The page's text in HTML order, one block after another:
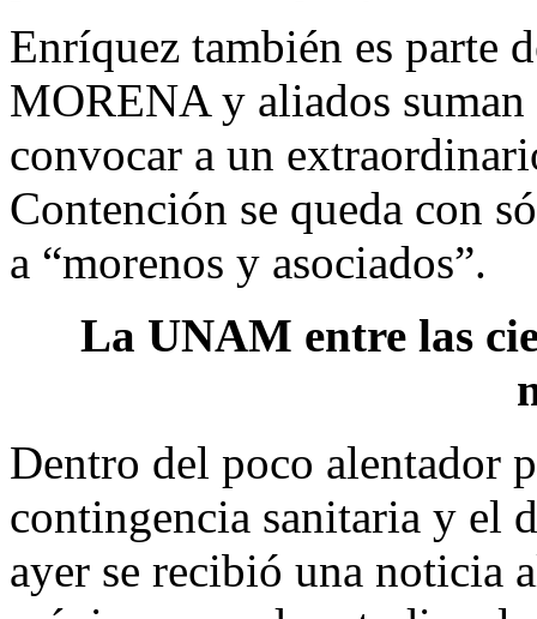
Enríquez también es parte
MORENA y aliados suman
convocar a un
Contención se queda con
a “morenos y asociados”.
La UNAM entre las
Dentro del poco alentador
contingencia sanitaria y el
ayer se recibió una noticia